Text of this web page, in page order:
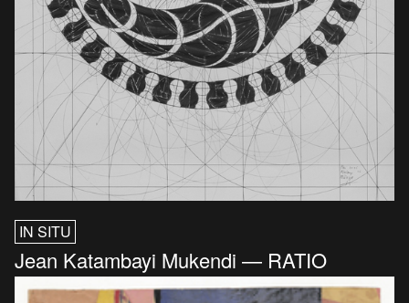
IN SITU
Jean Katambayi Mukendi — RATIO